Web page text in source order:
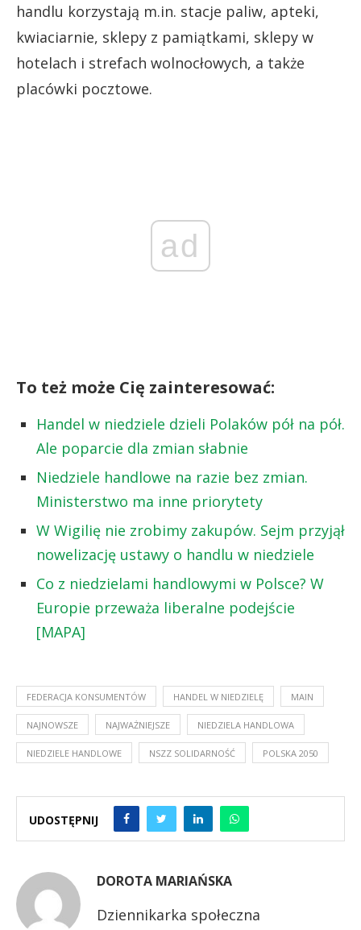
handlu korzystają m.in. stacje paliw, apteki,
kwiaciarnie, sklepy z pamiątkami, sklepy w
hotelach i strefach wolnocłowych, a także
placówki pocztowe.
ad
To też może Cię zainteresować:
Handel w niedziele dzieli Polaków pół na pół.
Ale poparcie dla zmian słabnie
Niedziele handlowe na razie bez zmian.
Ministerstwo ma inne priorytety
W Wigilię nie zrobimy zakupów. Sejm przyjął
nowelizację ustawy o handlu w niedziele
Co z niedzielami handlowymi w Polsce? W
Europie przeważa liberalne podejście
[MAPA]
FEDERACJA KONSUMENTÓW HANDEL W NIEDZIELĘ MAIN
NAJNOWSZE NAJWAŻNIEJSZE NIEDZIELA HANDLOWA
NIEDZIELE HANDLOWE NSZZ SOLIDARNOŚĆ POLSKA 2050
UDOSTĘPNIJ
DOROTA MARIAŃSKA
Dziennikarka społeczna